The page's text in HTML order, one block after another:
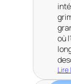
où
Lire